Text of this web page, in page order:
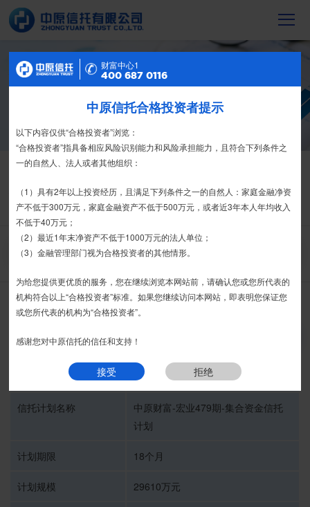
信托产品
产16088亿元，按时足额交付到期信托财
信托产品
热销产品
栏目首页 热销产品 运营产品 净值产品 信息披露
精英理财俱乐部
家族信托 财富网点 客户反馈 征信异议申请
中原财富-宏业479期-集合资金信托计划
中原信托有限公司
信托计划名称
中原财富-宏业479期-集合资金信托
计划
计划期限 18个月
计划规模 29610万元
财富中心2
400 687 0116
特别提示
尊敬的投资者：
合格投资者认证、风险测评、录音录像及电子合同签署应由投资者本人
亲自操作完成，不得由他人代办。
我司信托产品账户均以我司名义开立，所有认购信托产品的资金应根据
信托合同约定转入我司信托产品的银行专用账户。投资者认购我司信托产品
时，请注意不要向任何非我司账户转账、支付现金。
如有疑问，请联系您的专属客户经理或咨询我司客服电话400-
接受 拒绝
财富中心1
400 687 0116
中原信托合格投资者提示
以下内容仅供“合格投资者”浏览：
“合格投资者”指具备相应风险识别能力和风险承担能力，且符合下列条件之
一的自然人、法人或者其他组织：
（1）具有2年以上投资经历，且满足下列条件之一的自然人：家庭金融净资
产不低于300万元，家庭金融资产不低于500万元，或者近3年本人年均收入
不低于40万元；
（2）最近1年末净资产不低于1000万元的法人单位；
（3）金融管理部门视为合格投资者的其他情形。
为给您提供更优质的服务，您在继续浏览本网站前，请确认您或您所代表的
机构符合以上“合格投资者”标准。如果您继续访问本网站，即表明您保证您
或您所代表的机构为“合格投资者”。
感谢您对中原信托的信任和支持！
接受 拒绝